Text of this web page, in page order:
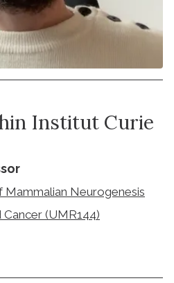
Institut Curie
Mammalian Neurogenesis
(UMR144)